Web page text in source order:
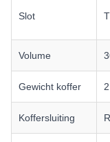
Slot
Volume
Gewicht koffer
Koffersluiting